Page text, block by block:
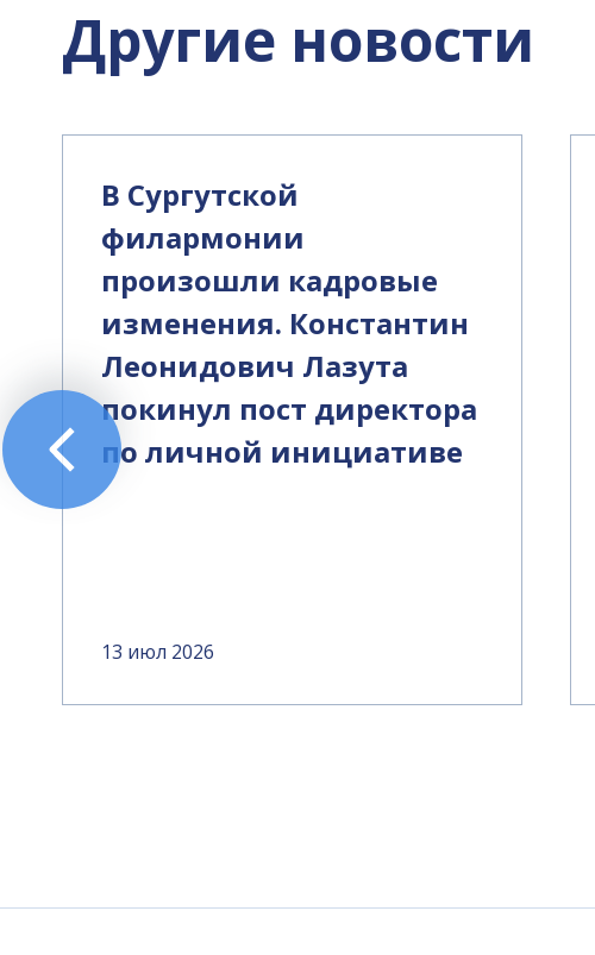
Другие новости
В Сургутской
филармонии
произошли кадровые
изменения. Константин
Леонидович Лазута
покинул пост директора
по личной инициативе
13 июл 2026